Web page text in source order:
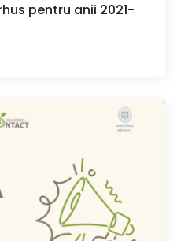
pentru anii 2021-